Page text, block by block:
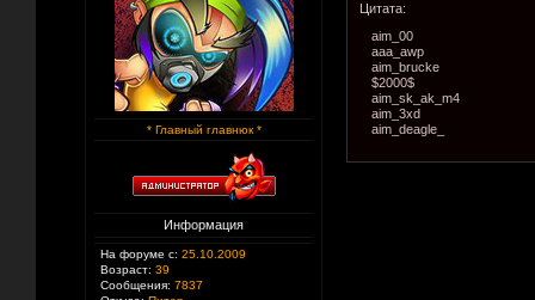
* Главный главнюк *
Информация
На форуме с: 25.10.2009
Возраст: 39
Сообщения: 7837
Цитата:
aim_00
aaa_awp
aim_brucke
$2000$
aim_sk_ak_m4
aim_3xd
aim_deagle_